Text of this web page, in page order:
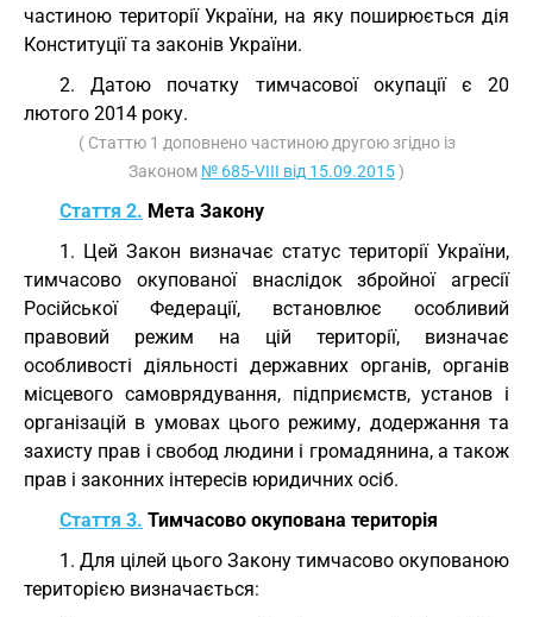
частиною території України, на яку поширюється дія
Конституції та законів України.
2. Датою початку тимчасової окупації є 20
лютого 2014 року.
( Статтю 1 доповнено частиною другою згідно із
Законом № 685-VIII від 15.09.2015)
Стаття 2. Мета Закону
1. Цей Закон визначає статус території України,
тимчасово окупованої внаслідок збройної агресії
Російської Федерації, встановлює особливий
правовий режим на цій території, визначає
особливості діяльності державних органів, органів
місцевого самоврядування, підприємств, установ і
організацій в умовах цього режиму, додержання та
захисту прав і свобод людини і громадянина, а також
прав і законних інтересів юридичних осіб.
Стаття 3. Тимчасово окупована територія
1. Для цілей цього Закону тимчасово окупованою
територією визначається: